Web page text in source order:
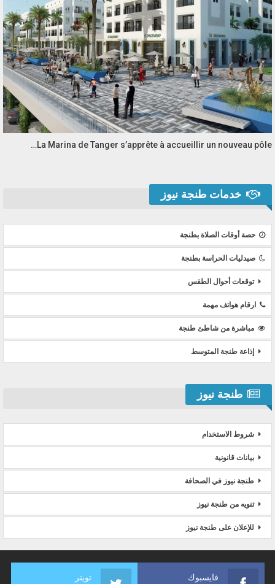
La Marina de Tanger s’apprête à accueillir un nouveau pôle…
خدمات طنجة نيوز
حصة أوقات الصلاة بطنجة
صيدليات الحراسة بطنجة
توقعات أحوال الطقس
ارقام هواتف مهمة
مباشرة من شاطئ طنجة
إذاعة طنجة المتوسط
طنجة نيوز
شروط الاستخدام
بيانات قانونية
طنجة نيوز في الصحافة
تنويه من طنجة نيوز
للإعلان على طنجة نيوز
فايسبوك تويتر